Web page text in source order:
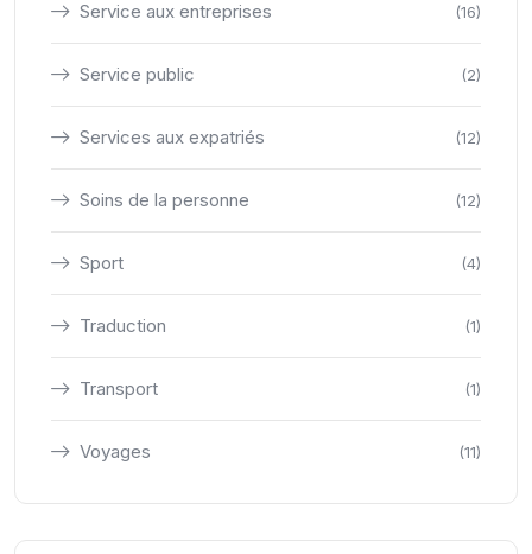
Service aux entreprises (16)
Service public (2)
Services aux expatriés (12)
Soins de la personne (12)
Sport (4)
Traduction (1)
Transport (1)
Voyages (11)